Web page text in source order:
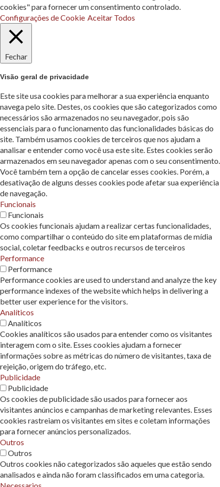
cookies" para fornecer um consentimento controlado.
Configurações de Cookie Aceitar Todos
Fechar
Visão geral de privacidade
Este site usa cookies para melhorar a sua experiência enquanto
navega pelo site. Destes, os cookies que são categorizados como
necessários são armazenados no seu navegador, pois são
essenciais para o funcionamento das funcionalidades básicas do
site. Também usamos cookies de terceiros que nos ajudam a
analisar e entender como você usa este site. Estes cookies serão
armazenados em seu navegador apenas com o seu consentimento.
Você também tem a opção de cancelar esses cookies. Porém, a
desativação de alguns desses cookies pode afetar sua experiência
de navegação.
Funcionais
Funcionais
Os cookies funcionais ajudam a realizar certas funcionalidades,
como compartilhar o conteúdo do site em plataformas de mídia
social, coletar feedbacks e outros recursos de terceiros
Performance
Performance
Performance cookies are used to understand and analyze the key
performance indexes of the website which helps in delivering a
better user experience for the visitors.
Analíticos
Analíticos
Cookies analíticos são usados ​​para entender como os visitantes
interagem com o site. Esses cookies ajudam a fornecer
informações sobre as métricas do número de visitantes, taxa de
rejeição, origem do tráfego, etc.
Publicidade
Publicidade
Os cookies de publicidade são usados ​​para fornecer aos
visitantes anúncios e campanhas de marketing relevantes. Esses
cookies rastreiam os visitantes em sites e coletam informações
para fornecer anúncios personalizados.
Outros
Outros
Outros cookies não categorizados são aqueles que estão sendo
analisados ​​e ainda não foram classificados em uma categoria.
Necessarios